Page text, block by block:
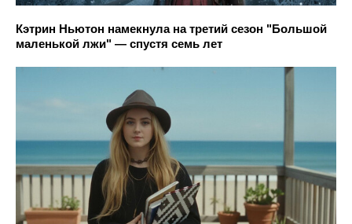
Кэтрин Ньютон намекнула на третий сезон "Большой
маленькой лжи" — спустя семь лет